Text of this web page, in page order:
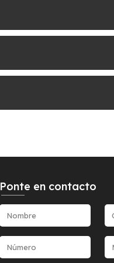
Ponte en contacto